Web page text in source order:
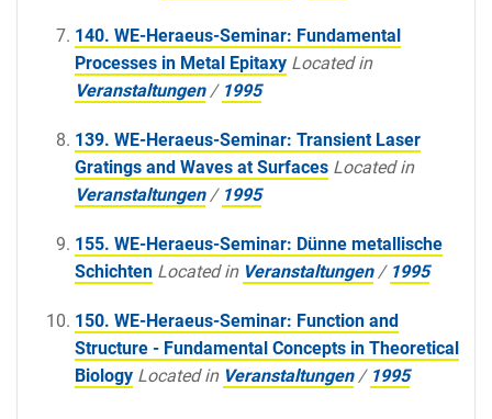
140. WE-Heraeus-Seminar: Fundamental
Processes in Metal Epitaxy Located in
Veranstaltungen / 1995
139. WE-Heraeus-Seminar: Transient Laser
Gratings and Waves at Surfaces Located in
Veranstaltungen / 1995
155. WE-Heraeus-Seminar: Dünne metallische
Schichten Located in Veranstaltungen / 1995
150. WE-Heraeus-Seminar: Function and
Structure - Fundamental Concepts in Theoretical
Biology Located in Veranstaltungen / 1995